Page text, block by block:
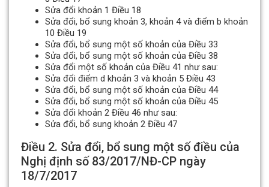
Sửa đổi khoản 1 Điều 18
Sửa đổi, bổ sung khoản 3, khoản 4 và điểm b khoản
10 Điều 19
Sửa đổi, bổ sung một số khoản của Điều 33
Sửa đổi, bổ sung một số khoản của Điều 38
Sửa đổi một số khoản của Điều 41 như sau:
Sửa đổi điểm d khoản 3 và khoản 5 Điều 43
Sửa đổi, bổ sung một số khoản của Điều 44
Sửa đổi, bổ sung một số khoản của Điều 45
Sửa đổi khoản 2 Điều 46 như sau:
Sửa đổi, bổ sung khoản 2 Điều 47
Điều 2. Sửa đổi, bổ sung một số điều của
Nghị định số 83/2017/NĐ-CP ngày
18/7/2017